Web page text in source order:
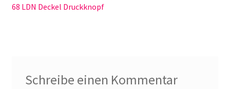
68 LDN Deckel Druckknopf
Schreibe einen Kommentar